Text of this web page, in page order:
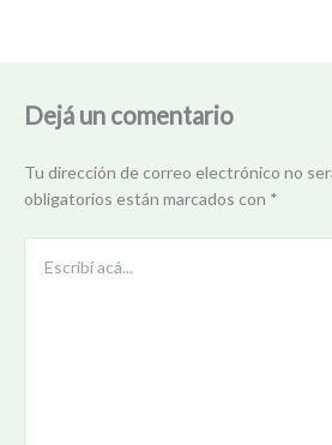
Dejá un comentario
Tu dirección de correo electrónico no
obligatorios están marcados con *
acá...